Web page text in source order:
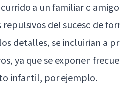
a un familiar o
del suceso de
detalles, se incluirían a
ya que se exponen
infantil, por ejemplo.